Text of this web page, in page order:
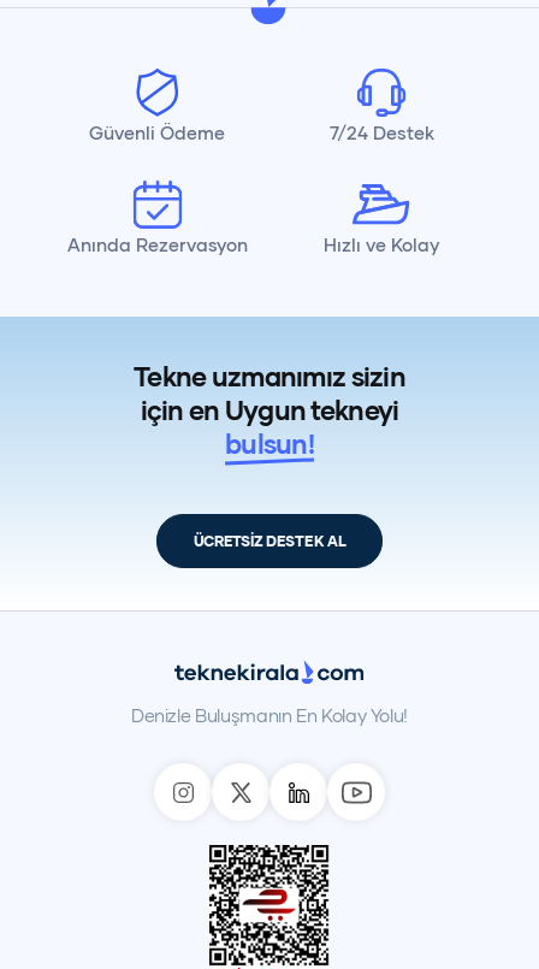
Güvenli Ödeme 7/24 Destek
Anında Rezervasyon Hızlı ve Kolay
Tekne uzmanımız sizin
için en Uygun tekneyi
bulsun!
ÜCRETSİZ DESTEK AL
Denizle Buluşmanın En Kolay Yolu!